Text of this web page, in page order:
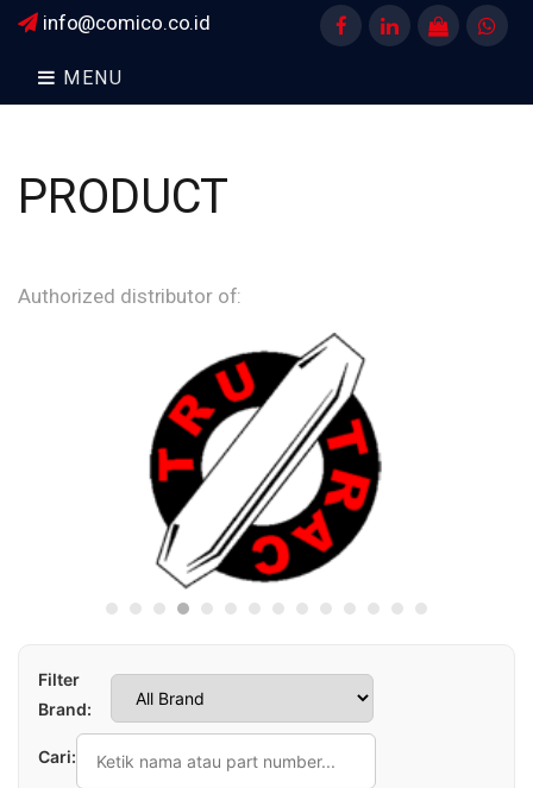
info@comico.co.id FacebookLinkedInShopee
MENU
PRODUCT
Authorized distributor of:
Filter
Brand:
Cari: